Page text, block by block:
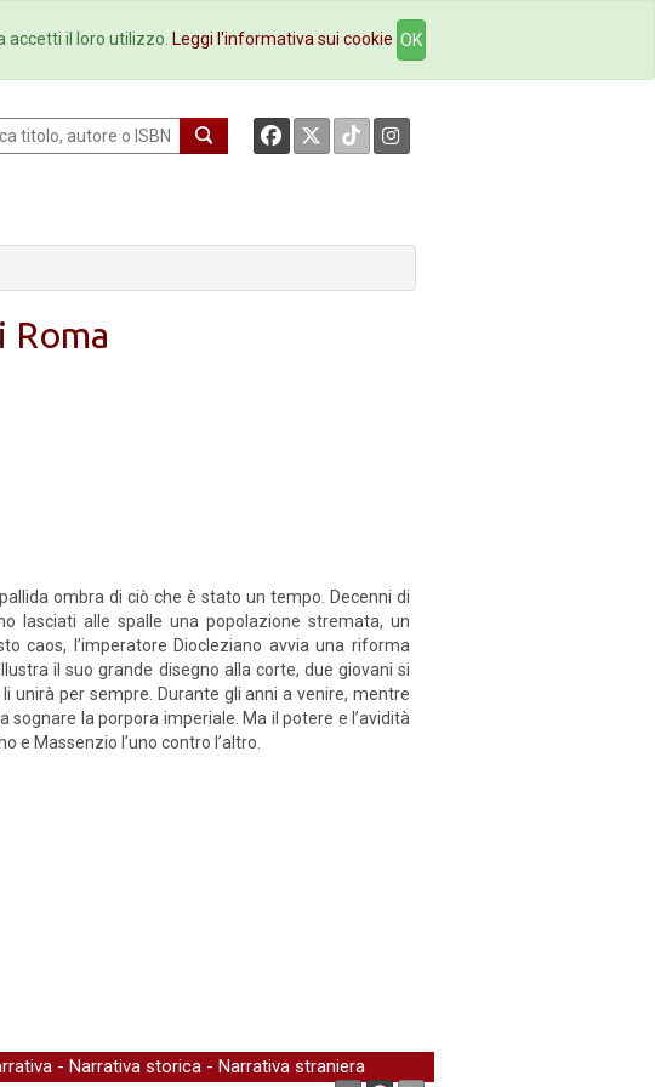
Ebookstore Contatti
Roma
ombra di ciò che è stato un tempo. Decenni di
lasciati alle spalle una popolazione stremata, un
caos, l’imperatore Diocleziano avvia una riforma
il suo grande disegno alla corte, due giovani si
unirà per sempre. Durante gli anni a venire, mentre
la porpora imperiale. Ma il potere e l’avidità
Massenzio l’uno contro l’altro.
- Narrativa storica - Narrativa straniera
accetti il loro utilizzo. Leggi l'informativa sui cookie OK